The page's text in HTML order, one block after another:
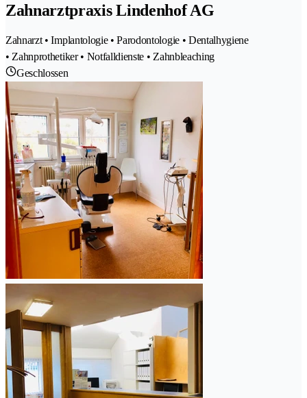
Zahnarztpraxis Lindenhof AG
Zahnarzt • Implantologie • Parodontologie • Dentalhygiene
• Zahnprothetiker • Notfalldienste • Zahnbleaching
Geschlossen